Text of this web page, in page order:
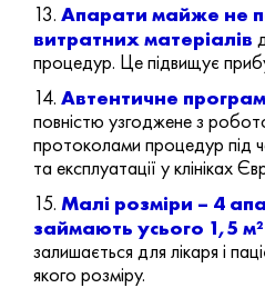
13. Апарати майже не
витратних матеріалів
процедур. Це підвищує
14. Автентичне
повністю узгоджене з
протоколами процедур під
та експлуатації у клініках
15. Малі розміри – 4
займають усього 1,5
залишається для лікаря і
якого розміру.